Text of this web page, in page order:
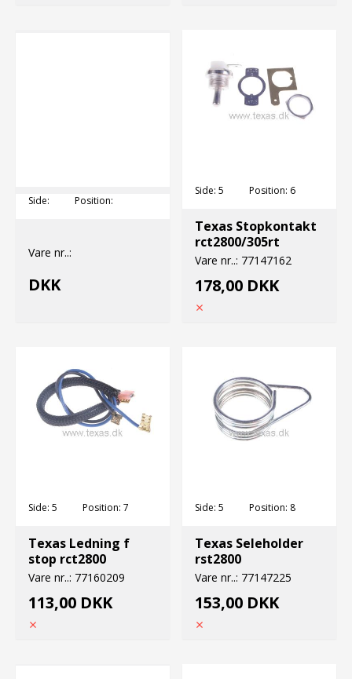
Side: Position:
Vare nr..:
DKK
Side: 5 Position: 6
Texas Stopkontakt
rct2800/305rt
Vare nr..: 77147162
178,00 DKK
Side: 5 Position: 7
Texas Ledning f
stop rct2800
Vare nr..: 77160209
113,00 DKK
Side: 5 Position: 8
Texas Seleholder
rst2800
Vare nr..: 77147225
153,00 DKK